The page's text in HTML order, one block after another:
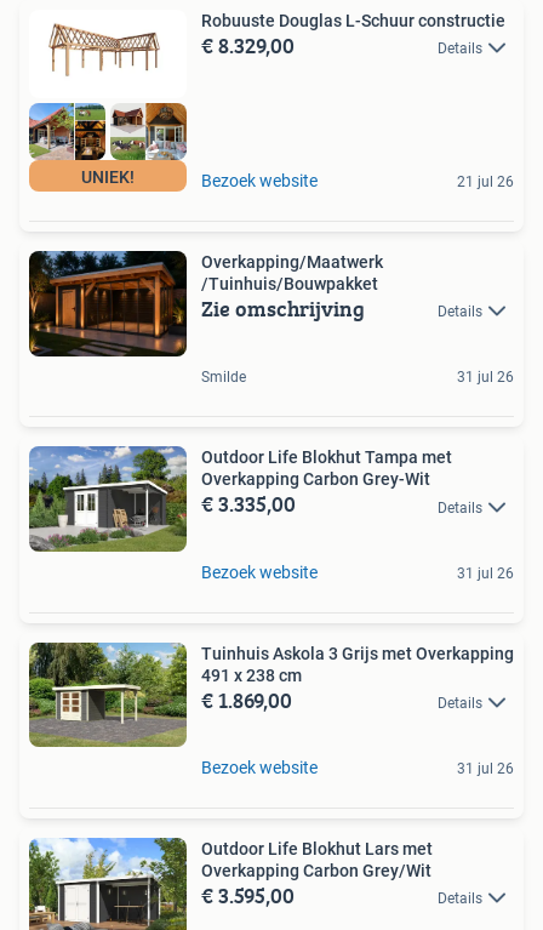
UNIEK!
Robuuste Douglas L-Schuur constructie
€ 8.329,00 Details
Bezoek website 21 jul 26
Overkapping/Maatwerk
/Tuinhuis/Bouwpakket
Zie omschrijving Details
Smilde 31 jul 26
Outdoor Life Blokhut Tampa met
Overkapping Carbon Grey-Wit
€ 3.335,00 Details
Bezoek website 31 jul 26
Tuinhuis Askola 3 Grijs met Overkapping
491 x 238 cm
€ 1.869,00 Details
Bezoek website 31 jul 26
Outdoor Life Blokhut Lars met
Overkapping Carbon Grey/Wit
€ 3.595,00 Details